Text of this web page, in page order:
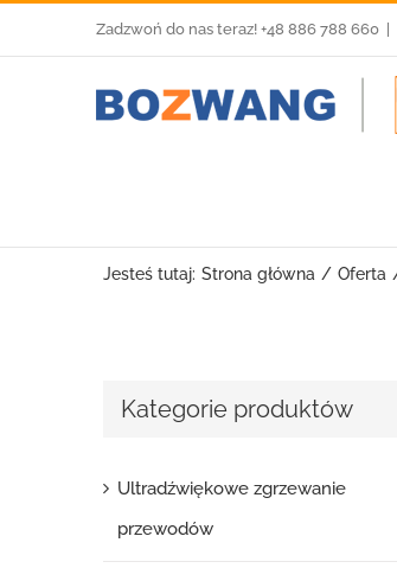
do
Zadzwoń do nas teraz! +48 886 788 660
Jesteś tutaj: Strona główna Oferta
Kategorie produktów
Ultradźwiękowe zgrzewanie
przewodów